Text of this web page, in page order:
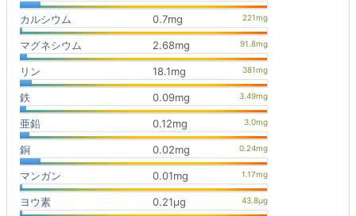
カルシウム 0.7mg
マグネシウム 2.68mg
リン 18.1mg
鉄 0.09mg
亜鉛 0.12mg
銅 0.02mg
マンガン 0.01mg
ヨウ素 0.21μg